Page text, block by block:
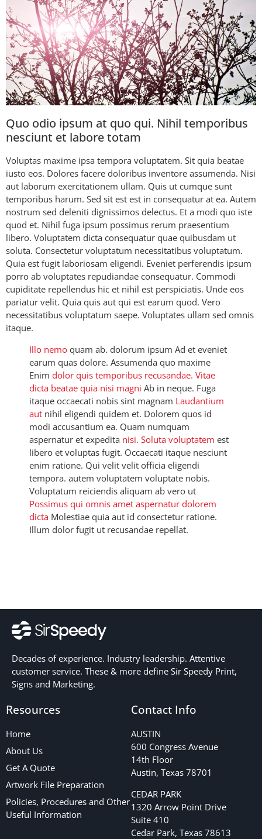
Quo odio ipsum at quo qui. Nihil temporibus
nesciunt et labore totam
Voluptas maxime ipsa tempora voluptatem. Sit quia beatae
iusto eos. Dolores facere doloribus inventore assumenda. Nisi
aut laborum exercitationem ullam. Quis ut cumque sunt
temporibus harum. Sed sit est est in consequatur at ea. Autem
nostrum sed deleniti dignissimos delectus. Et a modi quo iste
quod et. Nihil fuga ipsum possimus rerum praesentium
libero. Voluptatem dicta consequatur quae quibusdam ut
soluta. Consectetur voluptatum necessitatibus voluptatum.
Quia est fugit laboriosam eligendi. Eveniet perferendis ipsum
porro ab voluptates repudiandae consequatur. Commodi
cupiditate repellendus hic et nihil est perspiciatis. Unde eos
pariatur velit. Quia quis aut qui est earum quod. Vero
necessitatibus voluptatum saepe. Voluptates ullam sed omnis
itaque.
Illo nemo quam ab. dolorum ipsum Ad et eveniet
earum quas dolore. Assumenda quo maxime
Enim dolor quis temporibus recusandae. Vitae
dicta beatae quia nisi magni Ab in neque. Fuga
itaque occaecati nobis sint magnam Laudantium
aut nihil eligendi quidem et. Dolorem quos id
modi accusantium ea. Quam numquam
aspernatur et expedita nisi. Soluta voluptatem est
libero et voluptas fugit. Occaecati itaque nesciunt
enim ratione. Qui velit velit officia eligendi
tempora. autem voluptatem voluptate nobis.
Voluptatum reiciendis aliquam ab vero ut
Possimus qui omnis amet aspernatur dolorem
dicta Molestiae quia aut id consectetur ratione.
Illum dolor fugit ut recusandae repellat.
Decades of experience. Industry leadership. Attentive
customer service. These & more define Sir Speedy Print,
Signs and Marketing.
Resources
Home
About Us
Get A Quote
Artwork File Preparation
Policies, Procedures and Other
Useful Information
Contact Info
AUSTIN
600 Congress Avenue
14th Floor
Austin, Texas 78701
CEDAR PARK
1320 Arrow Point Drive
Suite 410
Cedar Park, Texas 78613